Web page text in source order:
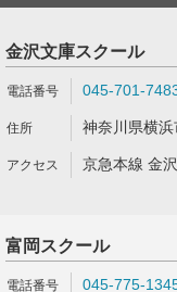
金沢文庫スクール
045-701-
神奈川県横
京急本線 金
富岡スクール
045-775-